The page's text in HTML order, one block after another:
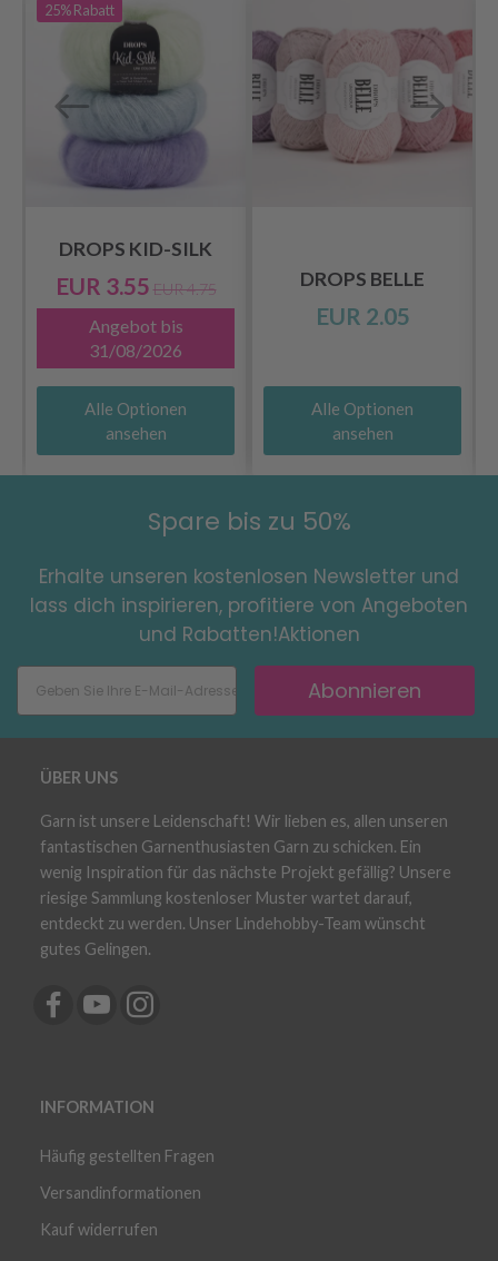
25%Rabatt
DROPS KID-SILK
EUR 3.55 EUR 4.75
Angebot bis
31/08/2026
Alle Optionen
ansehen
DROPS BELLE
EUR 2.05
Alle Optionen
ansehen
Spare bis zu 50%
Erhalte unseren kostenlosen Newsletter und
lass dich inspirieren, profitiere von Angeboten
und Rabatten!Aktionen
Abonnieren
ÜBER UNS
Garn ist unsere Leidenschaft! Wir lieben es, allen unseren
fantastischen Garnenthusiasten Garn zu schicken. Ein
wenig Inspiration für das nächste Projekt gefällig? Unsere
riesige Sammlung kostenloser Muster wartet darauf,
entdeckt zu werden. Unser Lindehobby-Team wünscht
gutes Gelingen.
INFORMATION
Häufig gestellten Fragen
Versandinformationen
Kauf widerrufen